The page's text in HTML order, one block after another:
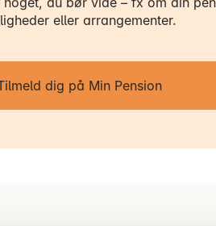
eller arrangementer.
dig på Min Pension